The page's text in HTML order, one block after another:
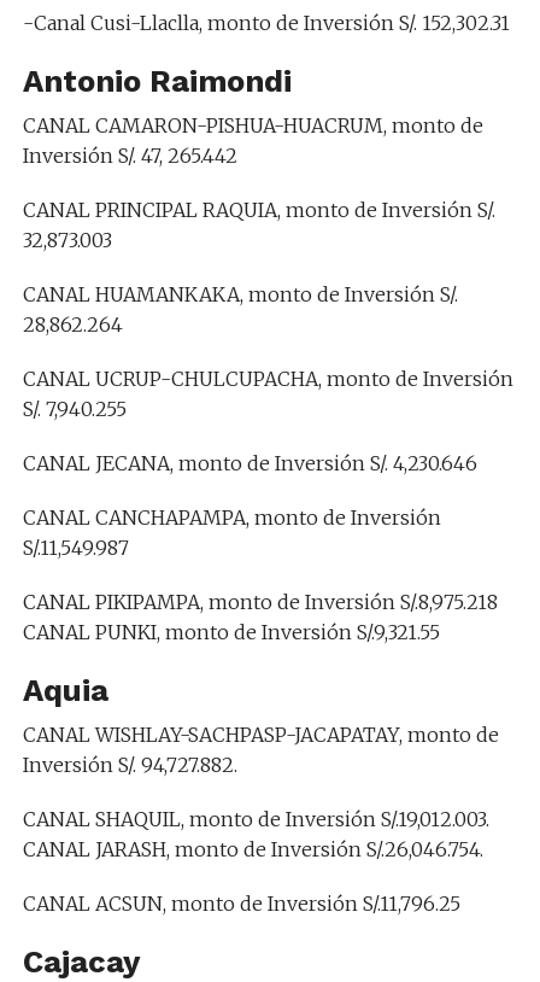
-Canal Cusi-Llaclla, monto de Inversión S/. 152,302.31
Antonio Raimondi
CANAL CAMARON-PISHUA-HUACRUM, monto de
Inversión S/. 47, 265.442
CANAL PRINCIPAL RAQUIA, monto de Inversión S/.
32,873.003
CANAL HUAMANKAKA, monto de Inversión S/.
28,862.264
CANAL UCRUP-CHULCUPACHA, monto de Inversión
S/. 7,940.255
CANAL JECANA, monto de Inversión S/. 4,230.646
CANAL CANCHAPAMPA, monto de Inversión
S/.11,549.987
CANAL PIKIPAMPA, monto de Inversión S/.8,975.218
CANAL PUNKI, monto de Inversión S/.9,321.55
Aquia
CANAL WISHLAY-SACHPASP-JACAPATAY, monto de
Inversión S/. 94,727.882.
CANAL SHAQUIL, monto de Inversión S/.19,012.003.
CANAL JARASH, monto de Inversión S/.26,046.754.
CANAL ACSUN, monto de Inversión S/.11,796.25
Cajacay